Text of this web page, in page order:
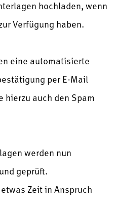
hochladen, wenn
Verfügung haben.
eine automatisierte
per E-Mail
hierzu auch den Spam
werden nun
geprüft.
Zeit in Anspruch